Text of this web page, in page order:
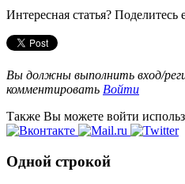
Интересная статья? Поделитесь
Вы должны выполнить вход/
комментировать Войти
Также Вы можете войти
Одной строкой